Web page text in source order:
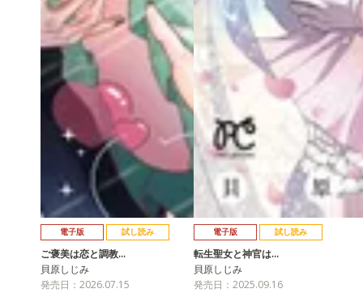
電子版 試し読み
ご褒美は恋と調教…
貝原しじみ
発売日：2026.07.15
電子版 試し読み
転生聖女と神官は…
貝原しじみ
発売日：2025.09.16